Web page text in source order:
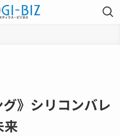
グ》シリコンバレ
来